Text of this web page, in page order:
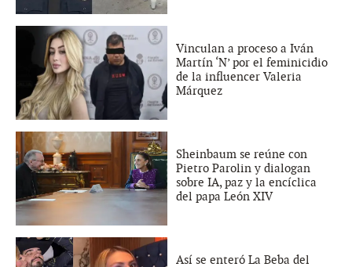
Vinculan a proceso a Iván
Martín ‘N’ por el feminicidio
de la influencer Valeria
Márquez
Sheinbaum se reúne con
Pietro Parolin y dialogan
sobre IA, paz y la encíclica
del papa León XIV
Así se enteró La Beba del